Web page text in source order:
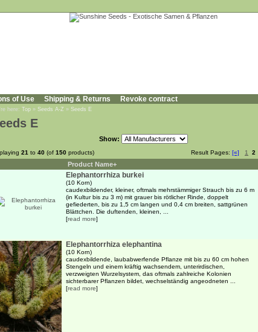
of Use Shipping & Returns Revoke contract
here: Top » Seeds A-Z » Seeds E
E
Show:
21 to 40 (of 150 products) Result Pages: [«] 1 2
Product Name+
Elephantorrhiza burkei
(10 Korn)
caudexbildender, kleiner, oftmals mehrstämmiger Strauch bis zu 6 m
(in Kultur bis zu 3 m) mit grauer bis rötlicher Rinde, doppelt
gefiederten, bis zu 1,5 cm langen und 0,4 cm breiten, sattgrünen
Blättchen. Die duftenden, kleinen, ...
[read more]
Elephantorrhiza elephantina
(10 Korn)
caudexbildende, laubabwerfende Pflanze mit bis zu 60 cm hohen
Stengeln und einem kräftig wachsendem, unterirdischen,
verzweigten Wurzelsystem, das oftmals zahlreiche Kolonien
sichterbarer Pflanzen bildet, wechselständig angeodneten ...
[read more]